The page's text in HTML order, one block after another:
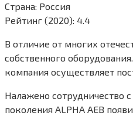
Страна: Россия
Рейтинг (2020): 4.4
В отличие от многих
собственного
компания осуществляет
Налажено сотрудничество
поколения ALPHA AEB